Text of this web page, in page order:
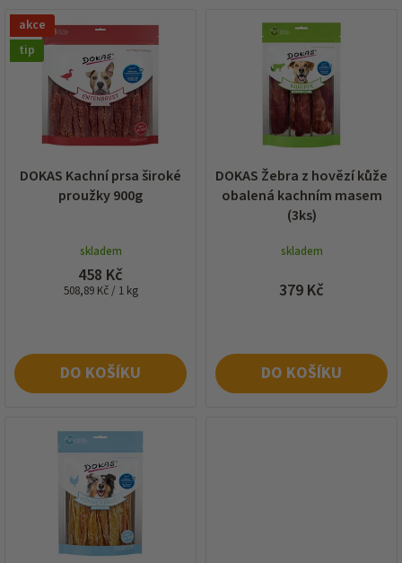
o
d
V
ý akce
tip
DOKAS Kachní prsa široké
proužky 900g
skladem
458 Kč
Měrná
508,89 Kč / 1 kg
DO KOŠÍKU
DOKAS Žebra z hovězí kůže
obalená kachním masem
(3ks)
skladem
379 Kč
DO KOŠÍKU